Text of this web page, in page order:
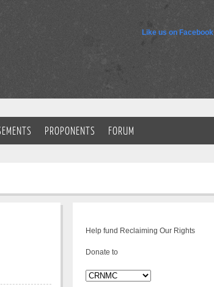
Like us on Facebook
PROPONENTS FORUM
Help fund Reclaiming Our Rights
Donate to